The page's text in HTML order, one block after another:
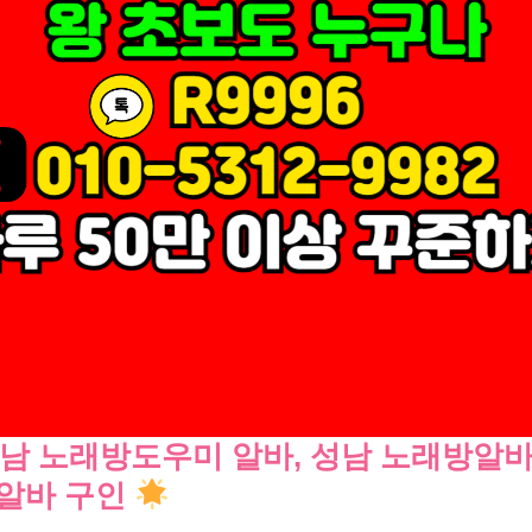
노래방도우미 알바, 성남 노래방알
바 구인